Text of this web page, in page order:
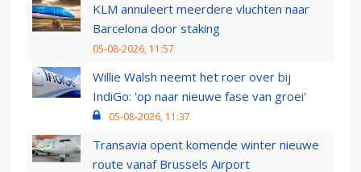
KLM annuleert meerdere vluchten naar
Barcelona door staking
05-08-2026, 11:57
Willie Walsh neemt het roer over bij
IndiGo: 'op naar nieuwe fase van groei'
05-08-2026, 11:37
Transavia opent komende winter nieuwe
route vanaf Brussels Airport